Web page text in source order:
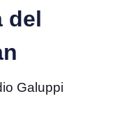
del
Galuppi